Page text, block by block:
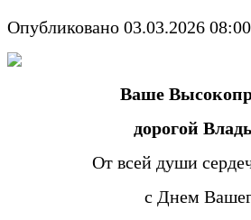
Опубликовано 03.03.2026 08:00
Ваше
дорогой
От всей души
с Днем